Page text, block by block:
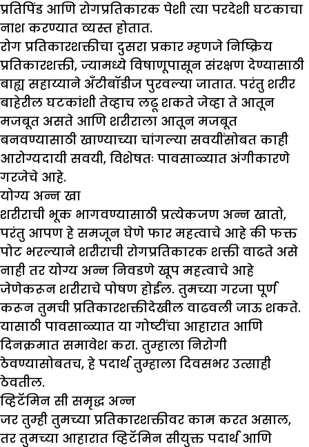
प्रतिपिंड आणि रोगप्रतिकारक पेशी त्या परदेशी घटकाचा
नाश करण्यात व्यस्त होतात.
रोग प्रतिकारशक्तीचा दुसरा प्रकार म्हणजे निष्क्रिय
प्रतिकारशक्ती, ज्यामध्ये विषाणूपासून संरक्षण देण्यासाठी
बाह्य सहाय्याने अँटीबॉडीज पुरवल्या जातात. परंतु शरीर
बाहेरील घटकांशी तेव्हाच लढू शकते जेव्हा ते आतून
मजबूत असते आणि शरीराला आतून मजबूत
बनवण्यासाठी खाण्याच्या चांगल्या सवयींसोबत काही
आरोग्यदायी सवयी, विशेषतः पावसाळ्यात अंगीकारणे
गरजेचे आहे.
योग्य अन्न खा
शरीराची भूक भागवण्यासाठी प्रत्येकजण अन्न खातो,
परंतु आपण हे समजून घेणे फार महत्वाचे आहे की फक्त
पोट भरल्याने शरीराची रोगप्रतिकारक शक्ती वाढते असे
नाही तर योग्य अन्न निवडणे खूप महत्वाचे आहे
जेणेकरून शरीराचे पोषण होईल. तुमच्या गरजा पूर्ण
करून तुमची प्रतिकारशक्तीदेखील वाढवली जाऊ शकते.
यासाठी पावसाळ्यात या गोष्टींचा आहारात आणि
दिनक्रमात समावेश करा. तुम्हाला निरोगी
ठेवण्यासोबतच, हे पदार्थ तुम्हाला दिवसभर उत्साही
ठेवतील.
व्हिटॅमिन सी समृद्ध अन्न
जर तुम्ही तुमच्या प्रतिकारशक्तीवर काम करत असाल,
तर तुमच्या आहारात व्हिटॅमिन सीयुक्त पदार्थ आणि